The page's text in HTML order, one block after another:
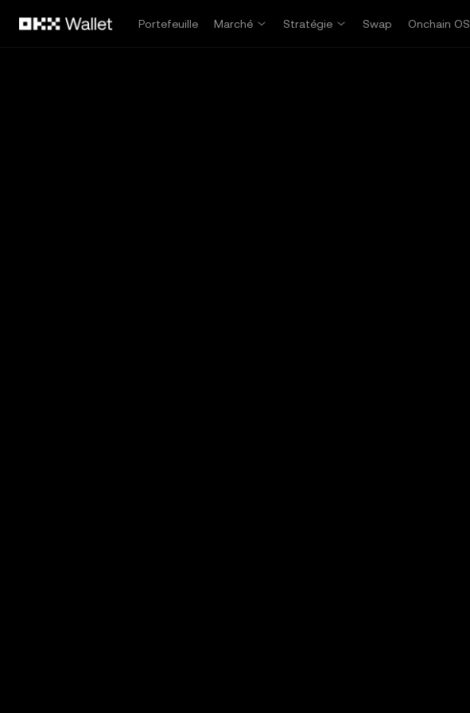
Portefeuille
Marché Stratégie Swap Onchain OS